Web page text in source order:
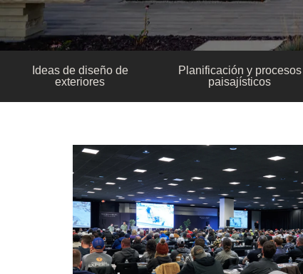
Ideas de diseño de
exteriores
Planificación y procesos
paisajísticos